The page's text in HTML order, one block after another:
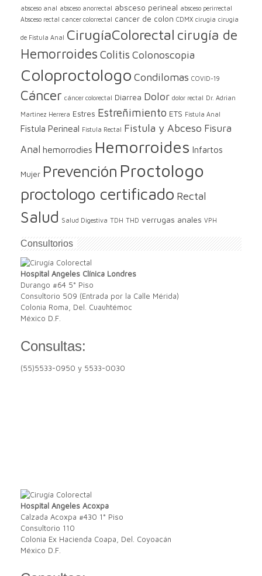
absceso anal absceso anorrectal absceso perineal absceso perirrectal
Absceso rectal cancer colorrectal cancer de colon CDMX cirugia cirugia
de Fistula Anal CirugíaColorectal cirugía de
Hemorroides Colitis Colonoscopia
Coloproctologo Condilomas COVID-19
Cáncer cáncer colorectal Diarrea Dolor dolor rectal Dr. Adrian
Martinez Herrera Estres Estreñimiento ETS Fistula Anal
Fistula Perineal Fistula Rectal Fistula y Abceso Fisura
Anal hemorrodies Hemorroides Infartos
Mujer Prevención Proctologo
proctologo certificado Rectal
Salud Salud Digestiva TDH THD verrugas anales VPH
Consultorios
Hospital Angeles Clínica Londres
Durango #64 5° Piso
Consultorio 509 (Entrada por la Calle Mérida)
Colonia Roma, Del. Cuauhtémoc
México D.F.
Consultas:
(55)5533-0950 y 5533-0030
Hospital Angeles Acoxpa
Calzada Acoxpa #430 1° Piso
Consultorio 110
Colonia Ex Hacienda Coapa, Del. Coyoacán
México D.F.